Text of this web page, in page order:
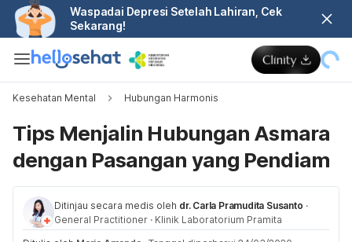
Waspadai Depresi Setelah Lahiran, Cek
Sekarang!
Kesehatan Mental Hubungan Harmonis
Tips Menjalin Hubungan Asmara
dengan Pasangan yang Pendiam
Ditinjau secara medis oleh dr. Carla Pramudita Susanto ·
General Practitioner · Klinik Laboratorium Pramita